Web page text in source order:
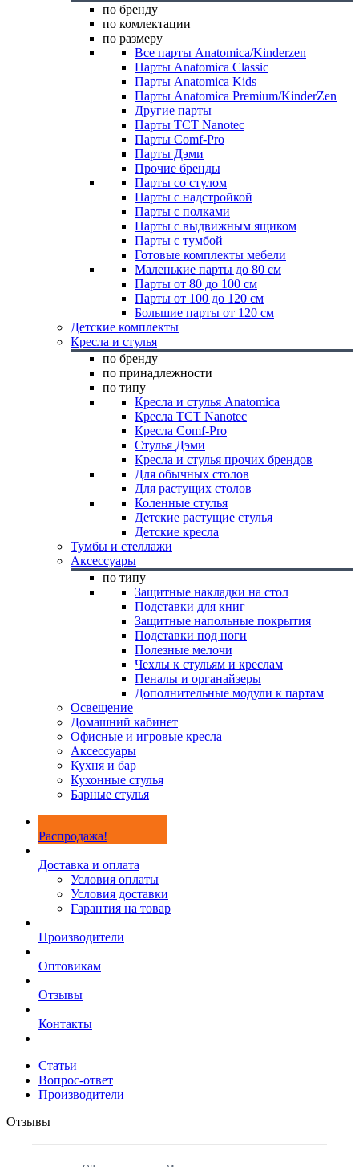
по бренду
по комлектации
по размеру
Все парты Anatomica/Kinderzen
Парты Anatomica Classic
Парты Anatomica Kids
Парты Anatomica Premium/KinderZen
Другие парты
Парты TCT Nanotec
Парты Comf-Pro
Парты Дэми
Прочие бренды
Парты со стулом
Парты с надстройкой
Парты с полками
Парты с выдвижным ящиком
Парты с тумбой
Готовые комплекты мебели
Маленькие парты до 80 см
Парты от 80 до 100 см
Парты от 100 до 120 см
Большие парты от 120 см
Детские комплекты
Кресла и стулья
по бренду
по принадлежности
по типу
Кресла и стулья Anatomica
Кресла TCT Nanotec
Кресла Comf-Pro
Стулья Дэми
Кресла и стулья прочих брендов
Для обычных столов
Для растущих столов
Коленные стулья
Детские растущие стулья
Детские кресла
Тумбы и стеллажи
Аксессуары
по типу
Защитные накладки на стол
Подставки для книг
Защитные напольные покрытия
Подставки под ноги
Полезные мелочи
Чехлы к стульям и креслам
Пеналы и органайзеры
Дополнительные модули к партам
Освещение
Домашний кабинет
Офисные и игровые кресла
Аксессуары
Кухня и бар
Кухонные стулья
Барные стулья
Распродажа!
Доставка и оплата
Условия оплаты
Условия доставки
Гарантия на товар
Производители
Оптовикам
Отзывы
Контакты
Статьи
Вопрос-ответ
Производители
Отзывы